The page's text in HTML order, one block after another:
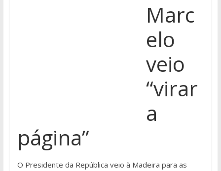
Marc
elo
veio
“virar
a
página”
O Presidente da República veio à Madeira para as